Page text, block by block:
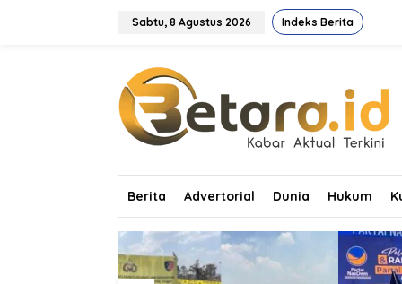
Sabtu, 8 Agustus 2026 Indeks Berita
Berita Advertorial Dunia Hukum